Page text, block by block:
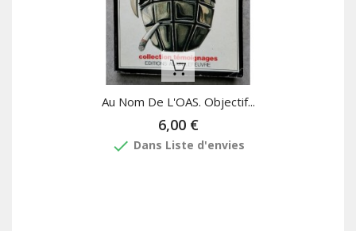
Au Nom De L'OAS. Objectif...
6,00 €
done Dans Liste d'envies